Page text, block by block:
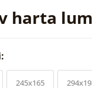
harta
245x165